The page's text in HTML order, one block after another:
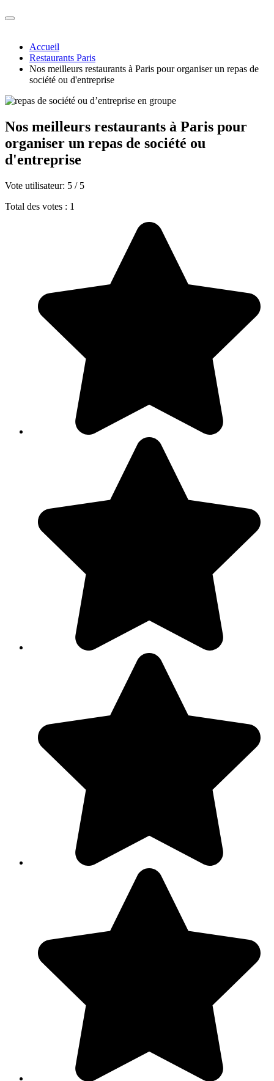
Accueil
Restaurants Paris
Nos meilleurs restaurants à Paris pour organiser un repas de
société ou d'entreprise
Nos meilleurs restaurants à Paris pour
organiser un repas de société ou
d'entreprise
Vote utilisateur: 5 / 5
Total des votes : 1